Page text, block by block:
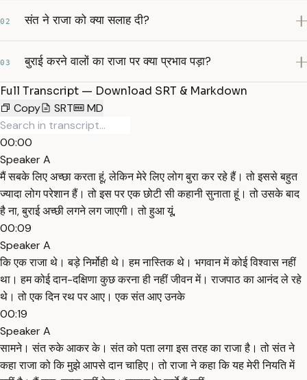
02 संत ने राजा को क्या सलाह दी?
03 बुराई करने वालों का राजा पर क्या प्रभाव पड़ा?
Full Transcript — Download SRT & Markdown
Copy
SRT MD
00:00
Speaker A
मैं सबके लिए अच्छा करता हूं, लेकिन मेरे लिए लोग बुरा कर रहे हैं। तो इससे बहुत
ज्यादा लोग परेशान हैं। तो इस पर एक छोटी सी कहानी सुनाता हूं। तो उसके बाद
है ना, बुराई अच्छी लगने लग जाएगी। तो हुआ यूं,
00:09
Speaker A
कि एक राजा थे। बड़े निर्मोही थे। हम नास्तिक थे। भगवान में कोई विश्वास नहीं
था। हम कोई दान-दक्षिणा कुछ करना ही नहीं जीवन में। राजपाठ का आनंद ले रहे
थे। तो एक दिन रथ पर आए। एक संत आए उनके
00:19
Speaker A
सामने। संत रुके आकर के। संत को पता लगा इस तरह का राजा है। तो संत ने
कहा राजा को कि मुझे आपसे दान चाहिए। तो राजा ने कहा कि यह मेरी नियति में